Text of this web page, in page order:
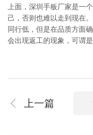
上面，深圳手板厂家是一
己，否则也难以走到现在
同行低，但是在品质方面
会出现返工的现象，可谓是
上一篇